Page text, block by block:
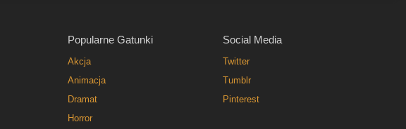
Popularne Gatunki
Akcja
Animacja
Dramat
Horror
Social Media
Twitter
Tumblr
Pinterest